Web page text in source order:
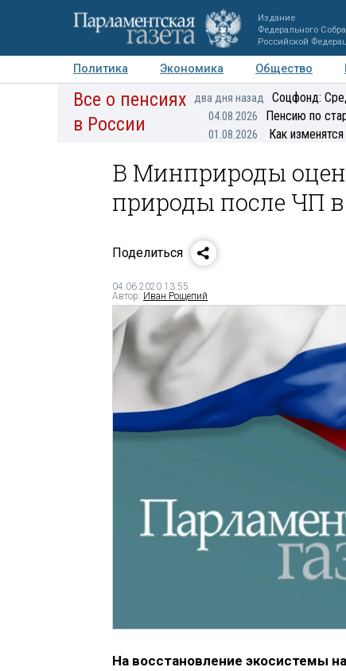
Издание
Федерального
Российской
Политика Экономика Общество
Авторы Персоны Мнения
Все о пенсиях
в России
два дня назад Соцфонд:
04.08.2026 Пенсию по
01.08.2026 Как
В Минприроды
природы после ЧП
Поделиться
04.06.2020 13:55
Автор: Иван Рощепий
На восстановление экосистемы